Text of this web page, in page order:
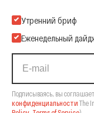
Подпишитесь на
Утренний бриф
Еженедельный
Подписываясь, вы
конфиденциальности The